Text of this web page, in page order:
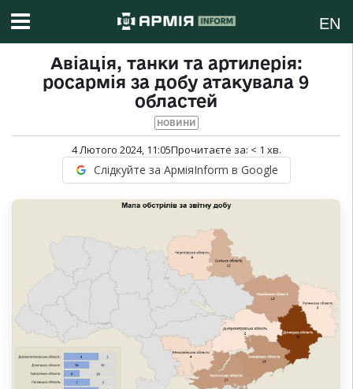
EN
Авіація, танки та артилерія:
росармія за добу атакувала 9
областей
НОВИНИ
4 Лютого 2024, 11:05Прочитаєте за: < 1 хв.
Слідкуйте за АрміяInform в Google